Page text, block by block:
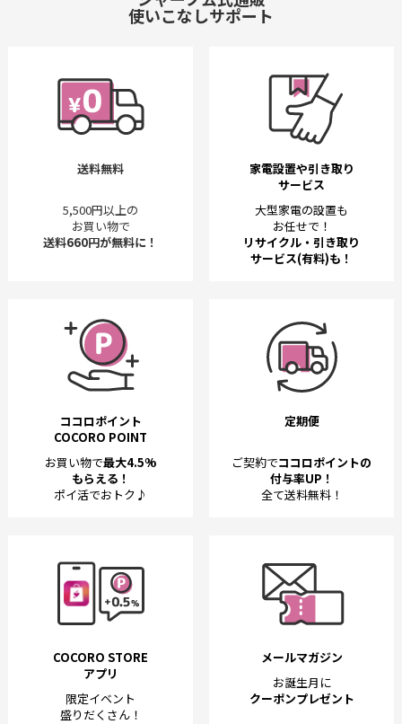
使いこなしサポート
送料無料
5,500円以上の
お買い物で
送料660円が無料に！
家電設置や引き取り
サービス
大型家電の設置も
お任せで！
リサイクル・引き取り
サービス(有料)も！
ココロポイント
COCORO POINT
お買い物で最大4.5%
もらえる！
ポイ活でおトク♪
定期便
ご契約でココロポイントの
付与率UP！
全て送料無料！
COCORO STORE
アプリ
限定イベント
盛りだくさん！
メールマガジン
お誕生月に
クーポンプレゼント